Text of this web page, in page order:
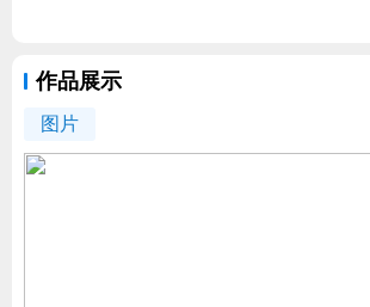
作品展示
图片